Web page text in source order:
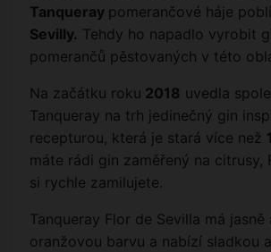
Tanqueray pomerančové háje
Sevilly. Tehdy ho napadlo vyrobit
pomerančů pěstovaných v této
Na začátku roku 2018 uvedla
Tanqueray na trh jedinečný gin
recepturou, která je stará více než
máte rádi gin zaměřený na citrusy,
si rychle zamilujete.
Tanqueray Flor de Sevilla má jasně
oranžovou barvu a nabízí sladkou